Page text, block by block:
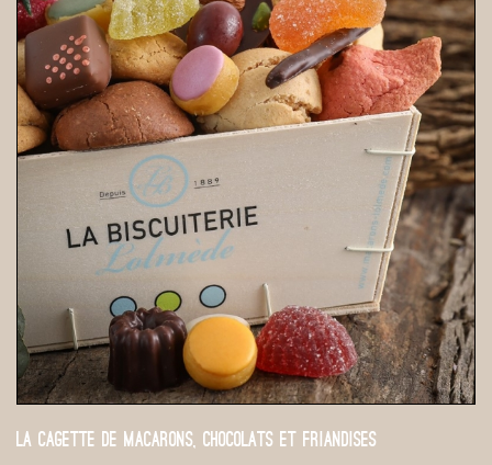
LA CAGETTE DE MACARONS, CHOCOLATS ET FRIANDISES